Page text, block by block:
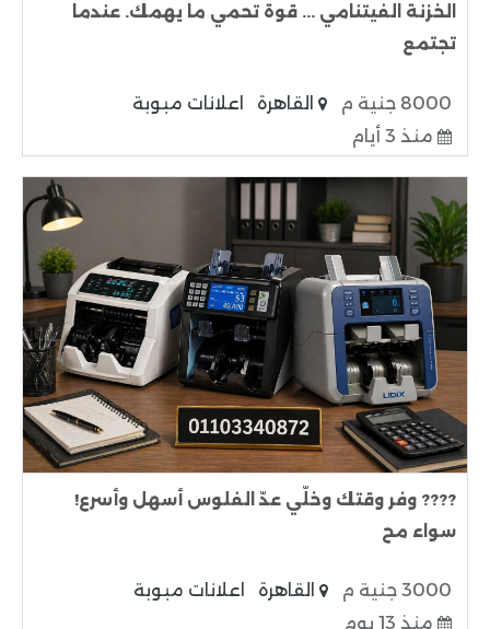
الخزنة الفيتنامي ... قوة تحمي ما يهمك. عندما
تجتمع
8000 جنية م القاهرة
اعلانات مبوبة
منذ 3 أيام
???? وفر وقتك وخلّي عدّ الفلوس أسهل وأسرع!
سواء مح
3000 جنية م القاهرة
اعلانات مبوبة
منذ 13 يوم